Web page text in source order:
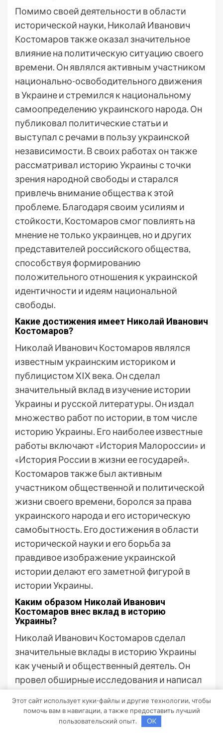
Помимо своей деятельности в области
исторической науки, Николай Иванович
Костомаров также оказал значительное
влияние на политическую ситуацию своего
времени. Он являлся активным участником
национально-освободительного движения
в Украине и стремился к национальному
самоопределению украинского народа. Он
публиковал политические статьи и
выступал с речами в пользу украинской
независимости. В своих работах он также
рассматривал историю Украины с точки
зрения народной свободы и старался
привлечь внимание общества к этой
проблеме. Благодаря своим усилиям и
стойкости, Костомаров смог повлиять на
мнение не только украинцев, но и других
представителей российского общества,
способствуя формированию
положительного отношения к украинской
идентичности и идеям национальной
свободы.
Какие достижения имеет Николай Иванович
Костомаров?
Николай Иванович Костомаров являлся
известным украинским историком и
публицистом XIX века. Он сделал
значительный вклад в изучение истории
Украины и русской литературы. Он издал
множество работ по истории, в том числе
историю Украины. Его наиболее известные
работы включают «История Малороссии» и
«История России в жизни ее государей».
Костомаров также был активным
участником общественной и политической
жизни своего времени, боролся за права
украинского народа и его историческую
самобытность. Его достижения в области
исторической науки и его борьба за
правдивое изображение украинской
истории делают его заметной фигурой в
истории Украины.
Каким образом Николай Иванович
Костомаров внес вклад в историю
Украины?
Николай Иванович Костомаров сделал
значительные вклады в историю Украины
как ученый и общественный деятель. Он
провел обширные исследования и написал
посвященных Украине. В своей работе
«История Малороссии» он осветил историю
Этот сайт использует куки-файлы и другие технологии, чтобы
помочь вам в навигации, а также предоставить лучший
пользовательский опыт.
OK